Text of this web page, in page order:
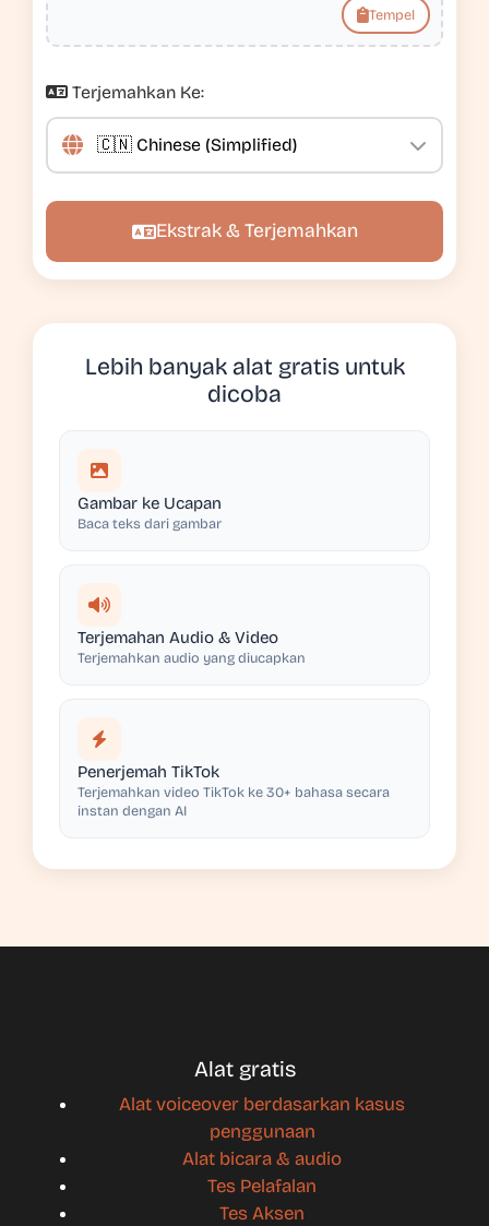
Tempel
Terjemahkan Ke:
Ekstrak & Terjemahkan
Lebih banyak alat gratis untuk
dicoba
Gambar ke Ucapan
Baca teks dari gambar
Terjemahan Audio & Video
Terjemahkan audio yang diucapkan
Penerjemah TikTok
Terjemahkan video TikTok ke 30+ bahasa secara
instan dengan AI
Alat gratis
Alat voiceover berdasarkan kasus
penggunaan
Alat bicara & audio
Tes Pelafalan
Tes Aksen